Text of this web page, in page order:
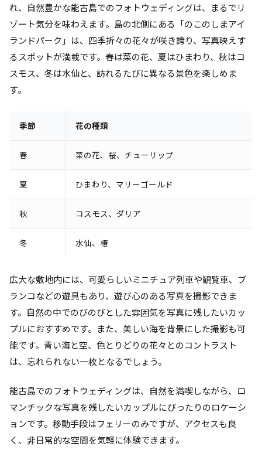
れ、自然豊かな能古島でのフォトウェディングは、まるでリ
ゾート気分を味わえます。島の北側にある「のこのしまアイ
ランドパーク」は、四季折々の花々が咲き誇り、写真映えす
るスポットが満載です。春は菜の花、夏はひまわり、秋はコ
スモス、冬は水仙と、訪れるたびに異なる景色を楽しめま
す。
季節 花の種類
春 菜の花、桜、チューリップ
夏 ひまわり、マリーゴールド
秋 コスモス、ダリア
冬 水仙、椿
広大な敷地内には、可愛らしいミニチュア列車や観覧車、ブ
ランコなどの遊具もあり、遊び心のある写真を撮影できま
す。自然の中でのびのびとした雰囲気を写真に残したいカッ
プルにおすすめです。また、美しい海を背景にした撮影も可
能です。青い海と空、色とりどりの花々とのコントラスト
は、忘れられない一枚となるでしょう。
能古島でのフォトウェディングは、自然を満喫しながら、ロ
マンチックな写真を残したいカップルにぴったりのロケーシ
ョンです。移動手段はフェリーのみですが、アクセスも良
く、非日常的な空間を気軽に体験できます。